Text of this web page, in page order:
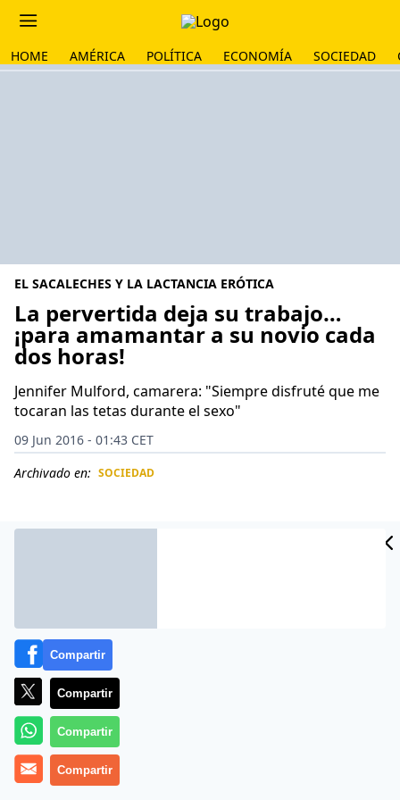
HOME AMÉRICA POLÍTICA ECONOMÍA SOCIEDAD
EL SACALECHES Y LA LACTANCIA ERÓTICA
La pervertida deja su trabajo…
¡para amamantar a su novio cada
dos horas!
Jennifer Mulford, camarera: "Siempre disfruté que me
tocaran las tetas durante el sexo"
09 Jun 2016 - 01:43 CET
Archivado en: SOCIEDAD
Jennifer Mulford, camarera y vecina de Atlanta, de 36
años, es una apasionada de la llamada lactancia entre
Compartir
Compartir
Compartir
Compartir